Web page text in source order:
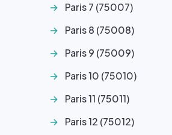
Paris 7 (75007)
Paris 8 (75008)
Paris 9 (75009)
Paris 10 (75010)
Paris 11 (75011)
Paris 12 (75012)